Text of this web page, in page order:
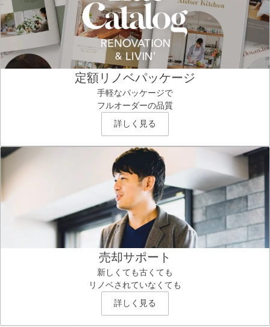
定額リノベパッケージ
手軽なパッケージで
フルオーダーの品質
詳しく見る
売却サポート
新しくても古くても
リノベされていなくても
詳しく見る